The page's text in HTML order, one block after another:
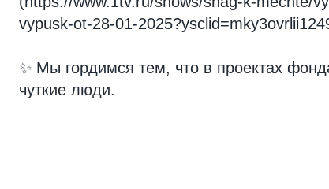
vypusk-ot-28-01-
✨ Мы гордимся тем, что в проектах
чуткие люди.